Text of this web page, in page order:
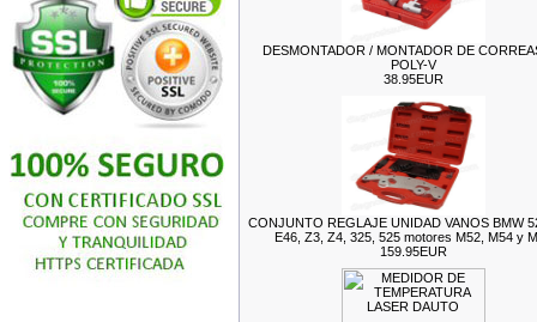
DESMONTADOR / MONTADOR DE
POLY-V
38.95EUR
CONJUNTO REGLAJE UNIDAD VANOS BMW
E46, Z3, Z4, 325, 525 motores M52, M54 y
159.95EUR